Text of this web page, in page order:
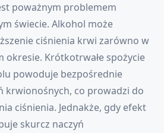
poważnym problemem
świecie. Alkohol może
ciśnienia krwi zarówno w
okresie. Krótkotrwałe spożycie
powoduje bezpośrednie
krwionośnych, co prowadzi do
ciśnienia. Jednakże, gdy efekt
skurcz naczyń